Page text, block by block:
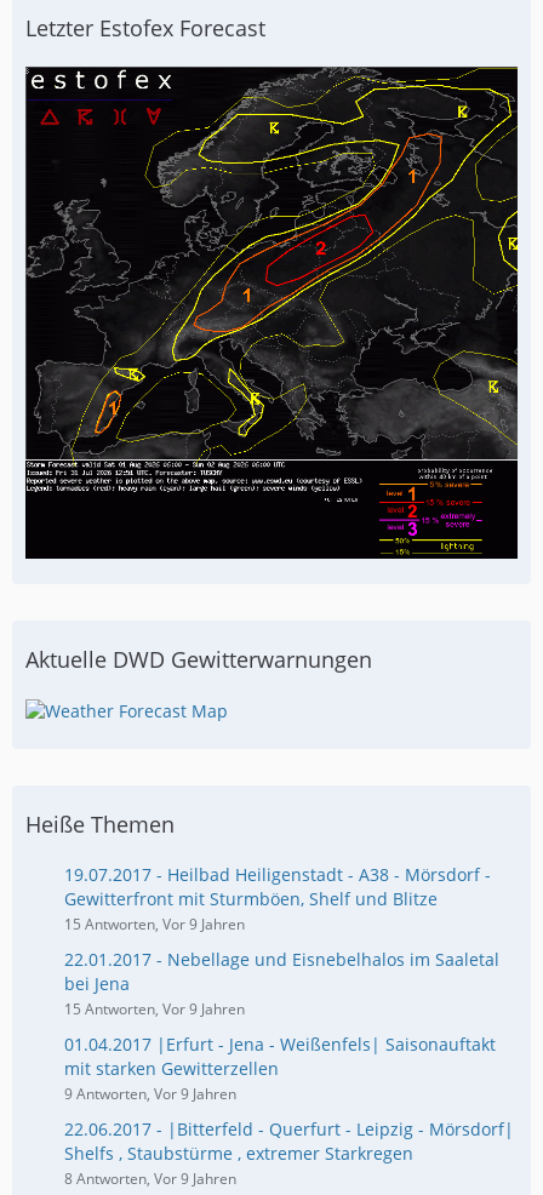
Letzter Estofex Forecast
Aktuelle DWD Gewitterwarnungen
Heiße Themen
19.07.2017 - Heilbad Heiligenstadt - A38 - Mörsdorf -
Gewitterfront mit Sturmböen, Shelf und Blitze
15 Antworten, Vor 9 Jahren
22.01.2017 - Nebellage und Eisnebelhalos im Saaletal
bei Jena
15 Antworten, Vor 9 Jahren
01.04.2017 |Erfurt - Jena - Weißenfels| Saisonauftakt
mit starken Gewitterzellen
9 Antworten, Vor 9 Jahren
22.06.2017 - |Bitterfeld - Querfurt - Leipzig - Mörsdorf|
Shelfs , Staubstürme , extremer Starkregen
8 Antworten, Vor 9 Jahren